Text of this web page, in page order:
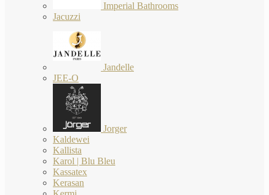
Imperial Bathrooms
Jacuzzi
Jandelle
JEE-O
Jorger
Kaldewei
Kallista
Karol | Blu Bleu
Kassatex
Kerasan